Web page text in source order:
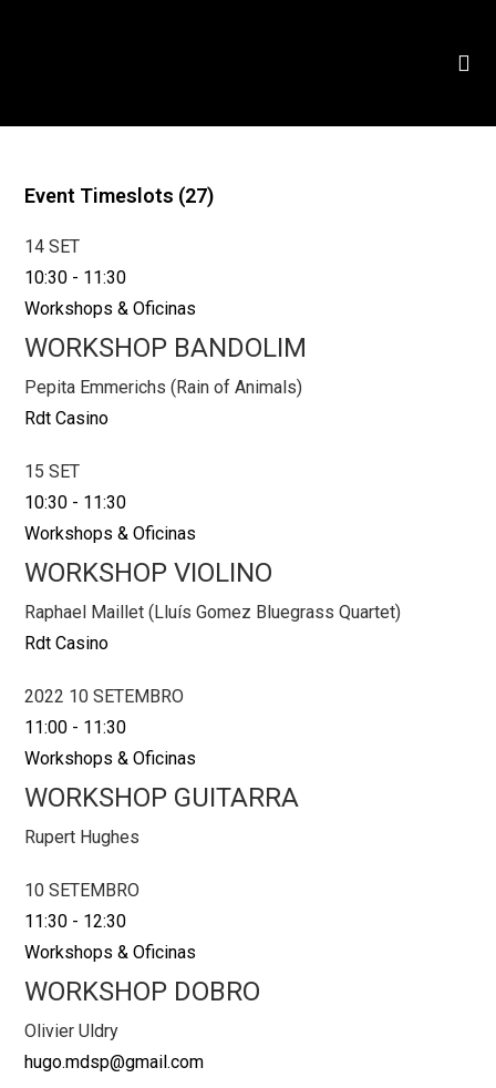
Event Timeslots (27)
14 SET
10:30 - 11:30
Workshops & Oficinas
WORKSHOP BANDOLIM
Pepita Emmerichs (Rain of Animals)
Rdt Casino
15 SET
10:30 - 11:30
Workshops & Oficinas
WORKSHOP VIOLINO
Raphael Maillet (Lluís Gomez Bluegrass Quartet)
Rdt Casino
2022 10 SETEMBRO
11:00 - 11:30
Workshops & Oficinas
WORKSHOP GUITARRA
Rupert Hughes
10 SETEMBRO
11:30 - 12:30
Workshops & Oficinas
WORKSHOP DOBRO
Olivier Uldry
hugo.mdsp@gmail.com